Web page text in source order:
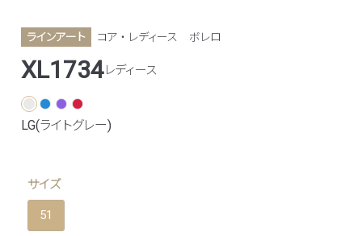
ラインアート コア ・ レディース ボレロ
XL1734レディース
LG(ライトグレー)
サイズ
51